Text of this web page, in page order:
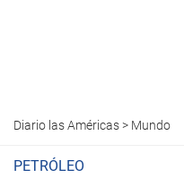
Diario las Américas> Mundo
PETRÓLEO